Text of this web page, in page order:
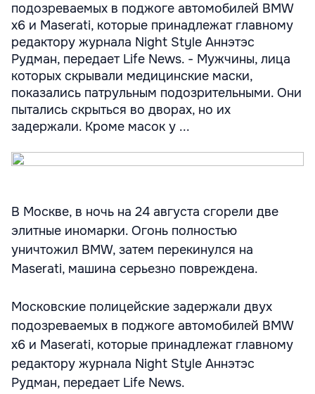
подозреваемых в поджоге автомобилей BMW
x6 и Maserati, которые принадлежат главному
редактору журнала Night Style Аннэтэс
Рудман, передает Life News. - Мужчины, лица
которых скрывали медицинские маски,
показались патрульным подозрительными. Они
пытались скрыться во дворах, но их
задержали. Кроме масок у ...
В Москве, в ночь на 24 августа сгорели две
элитные иномарки. Огонь полностью
уничтожил BMW, затем перекинулся на
Maserati, машина серьезно повреждена.
Московские полицейские задержали двух
подозреваемых в поджоге автомобилей BMW
x6 и Maserati, которые принадлежат главному
редактору журнала Night Style Аннэтэс
Рудман, передает Life News.